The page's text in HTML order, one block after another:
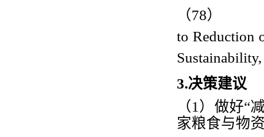
（78）
to Reduction
3.决策建议
（1 ）做好“
家粮食与物